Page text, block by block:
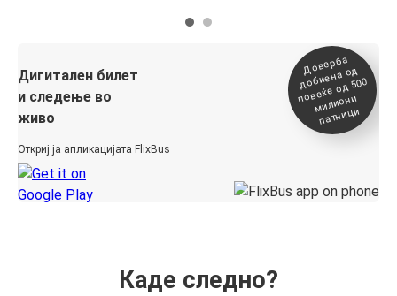
Дигитален билет
и следење во
живо
Откриј ја апликацијата FlixBus
Доверба
добиена о
д
повеќе о
д 500
милиони
патници
Каде следно?